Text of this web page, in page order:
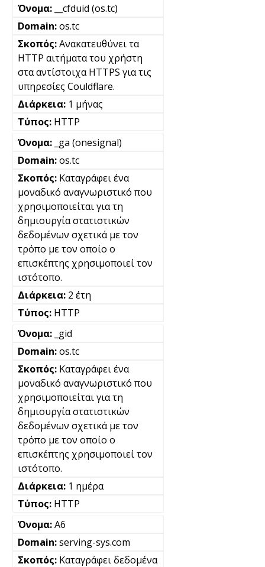
__cfduid (os.tc)
os.tc
Ανακατευθύνει τα
HTTP αιτήματα του χρήστη
στα αντίστοιχα HTTPS για τις
υπηρεσίες Couldflare.
1 μήνας
HTTP
_ga (onesignal)
os.tc
Καταγράφει ένα
μοναδικό αναγνωριστικό που
χρησιμοποιείται για τη
δημιουργία στατιστικών
δεδομένων σχετικά με τον
τρόπο με τον οποίο ο
επισκέπτης χρησιμοποιεί τον
ιστότοπο.
2 έτη
HTTP
_gid
os.tc
Καταγράφει ένα
μοναδικό αναγνωριστικό που
χρησιμοποιείται για τη
δημιουργία στατιστικών
δεδομένων σχετικά με τον
τρόπο με τον οποίο ο
επισκέπτης χρησιμοποιεί τον
ιστότοπο.
1 ημέρα
HTTP
A6
serving-sys.com
Καταγράφει δεδομένα